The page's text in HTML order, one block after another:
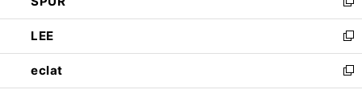
開
く
ウ
で
開
く
ィ
ン
ド
ウ
で
開
い
ウ
ィ
ン
ド
ウ
新
し
い
ウ
ィ
ン
LEE
新
し
い
ウ
eclat
新
し